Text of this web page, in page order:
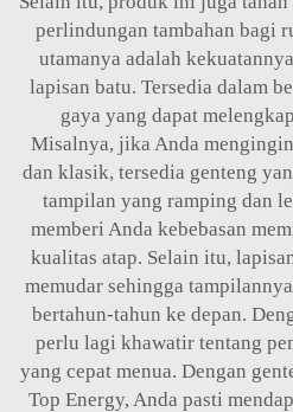
perlindungan tambahan bagi
utamanya adalah
lapisan batu. Tersedia dalam
gaya yang dapat
Misalnya, jika Anda
dan klasik, tersedia genteng
tampilan yang ramping dan
memberi Anda kebebasan
kualitas atap. Selain itu,
memudar sehingga
bertahun-tahun ke depan.
perlu lagi khawatir tentang
yang cepat menua. Dengan
Top Energy, Anda pasti